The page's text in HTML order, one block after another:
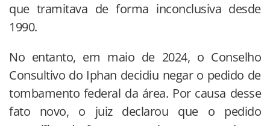
que tramitava de forma inconclusiva desde
1990.
No entanto, em maio de 2024, o Conselho
Consultivo do Iphan decidiu negar o pedido de
tombamento federal da área. Por causa desse
fato novo, o juiz declarou que o pedido